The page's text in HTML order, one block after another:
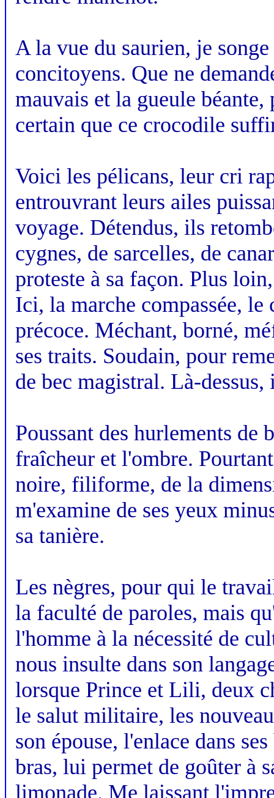
A la vue du saurien, je
concitoyens. Que ne
mauvais et la gueule
certain que ce crocodile
Voici les pélicans, leur cri
entrouvrant leurs ailes
voyage. Détendus, ils
cygnes, de sarcelles, de
proteste à sa façon. Plus
Ici, la marche compassée, le
précoce. Méchant, borné,
ses traits. Soudain, pour
de bec magistral. Là-
Poussant des hurlements
fraîcheur et l'ombre.
noire, filiforme, de la
m'examine de ses yeux
sa tanière.
Les nègres, pour qui le
la faculté de paroles, mais
l'homme à la nécessité de
nous insulte dans son
lorsque Prince et Lili, deux
le salut militaire, les
son épouse, l'enlace dans
bras, lui permet de goûter à
limonade. Me laissant